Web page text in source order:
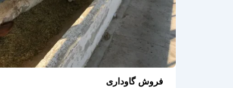
فروش گاوداری